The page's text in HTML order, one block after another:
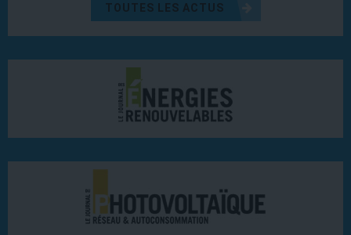
TOUTES LES ACTUS